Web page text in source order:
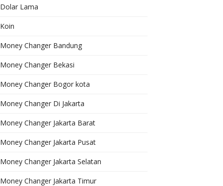
Dolar Lama
Koin
Money Changer Bandung
Money Changer Bekasi
Money Changer Bogor kota
Money Changer Di Jakarta
Money Changer Jakarta Barat
Money Changer Jakarta Pusat
Money Changer Jakarta Selatan
Money Changer Jakarta Timur